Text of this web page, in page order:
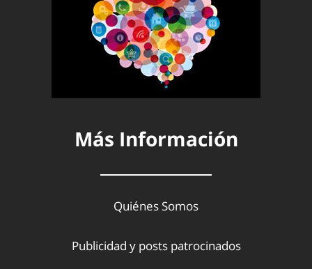
Más Información
Quiénes Somos
Publicidad y posts patrocinados